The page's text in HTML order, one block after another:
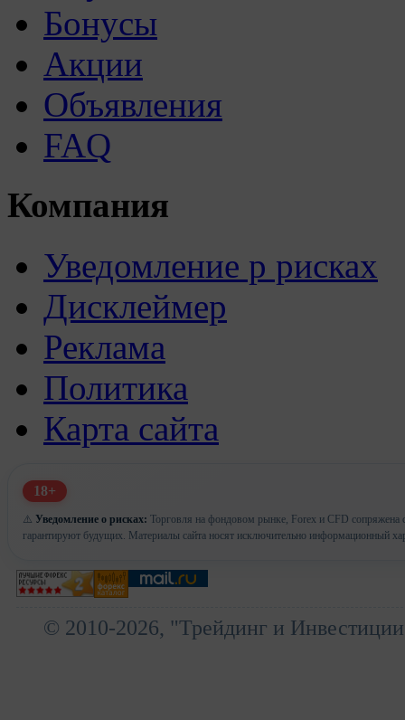
Бонусы
Акции
Объявления
FAQ
Компания
Уведомление р рисках
Дисклеймер
Реклама
Политика
Карта сайта
18+
⚠️ Уведомление о рисках: Торговля на фондовом рынке, Forex и CFD сопряжена
гарантируют будущих. Материалы сайта носят исключительно информационный
© 2010-2026, "Трейдинг и